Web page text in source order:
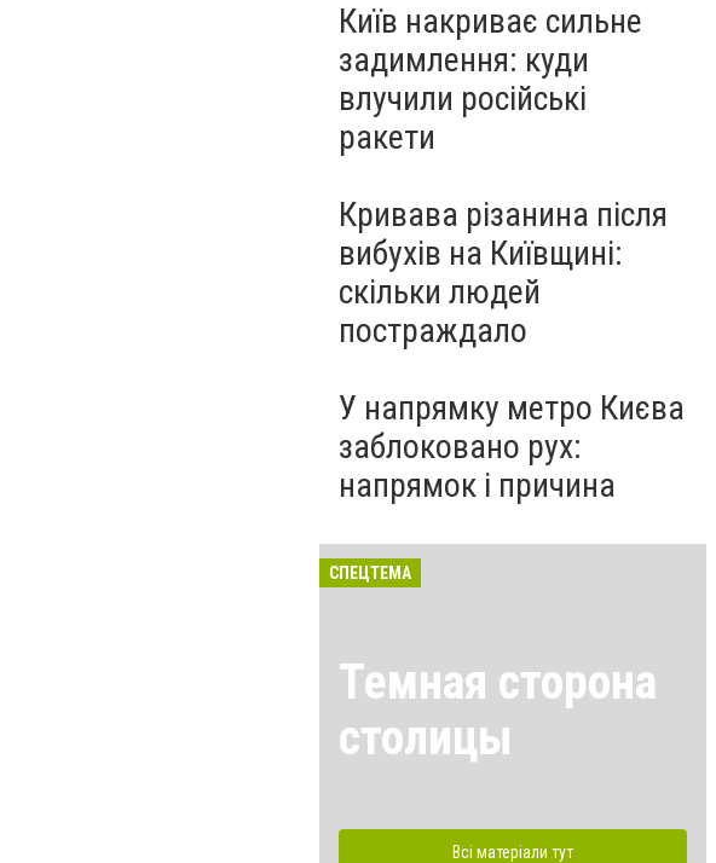
Київ накриває сильне
задимлення: куди
влучили російські
ракети
Кривава різанина після
вибухів на Київщині:
скільки людей
постраждало
У напрямку метро Києва
заблоковано рух:
напрямок і причина
СПЕЦТЕМА
Темная сторона
столицы
Всі матеріали тут